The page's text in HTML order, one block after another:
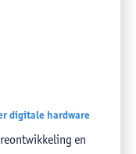
digitale hardware
en